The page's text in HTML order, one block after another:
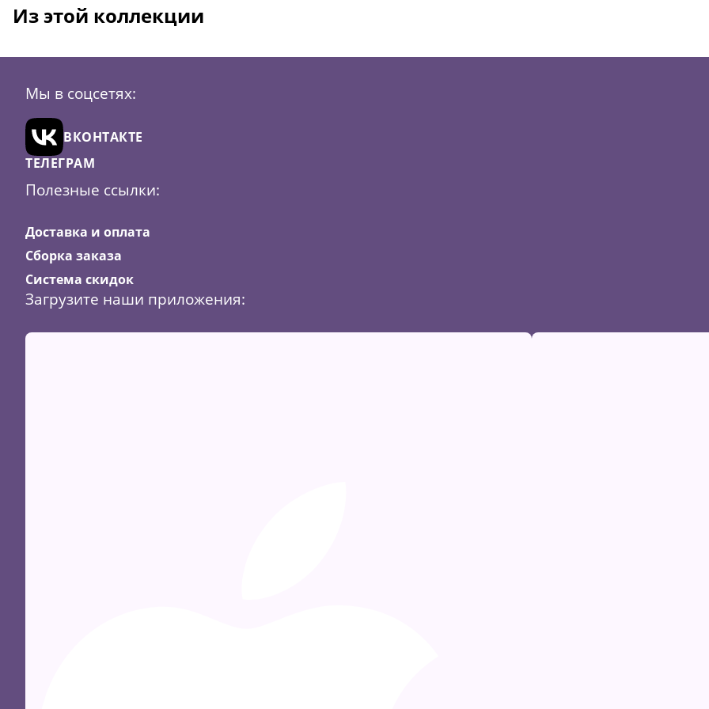
Из этой коллекции
Мы в соцсетях:
ВКОНТАКТЕ
ТЕЛЕГРАМ
Полезные ссылки:
Доставка и оплата
Сборка заказа
Система скидок
Загрузите наши приложения: